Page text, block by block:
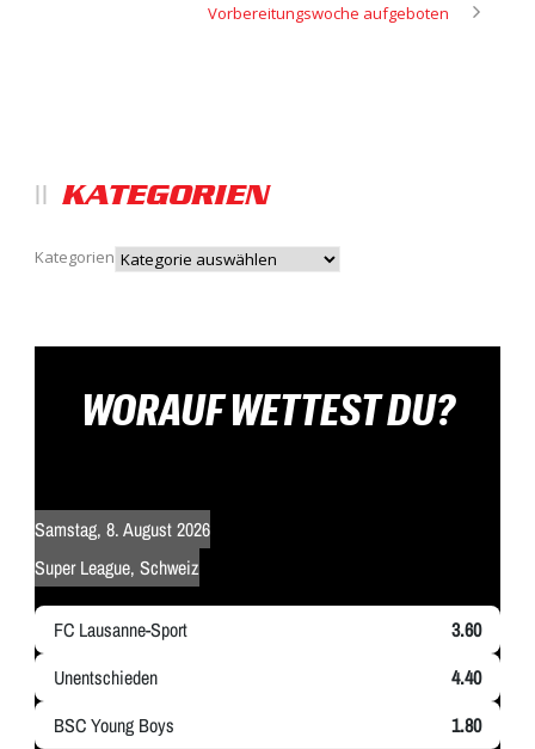
Vorbereitungswoche aufgeboten
KATEGORIEN
Kategorien